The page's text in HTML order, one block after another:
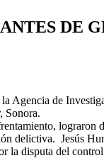
DE
Agencia de
Sonora.
lograron
delictiva. Jesús
la disputa del